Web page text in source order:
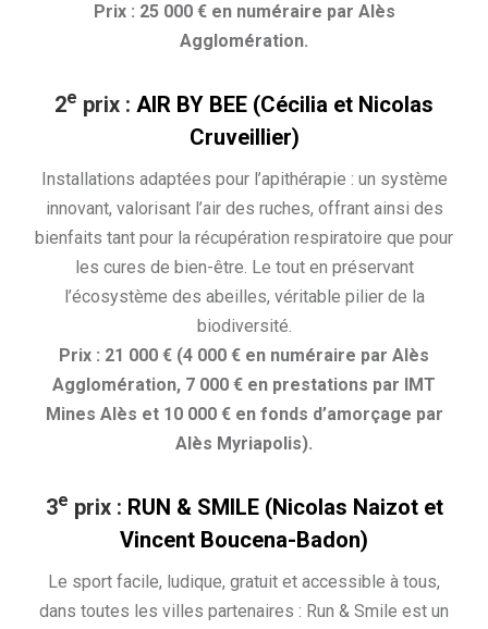
Prix : 25 000 € en numéraire par Alès
Agglomération.
2e prix : AIR BY BEE (Cécilia et Nicolas
Cruveillier)
Installations adaptées pour l’apithérapie : un système
innovant, valorisant l’air des ruches, offrant ainsi des
bienfaits tant pour la récupération respiratoire que pour
les cures de bien-être. Le tout en préservant
l’écosystème des abeilles, véritable pilier de la
biodiversité.
Prix : 21 000 € (4 000 € en numéraire par Alès
Agglomération, 7 000 € en prestations par IMT
Mines Alès et 10 000 € en fonds d’amorçage par
Alès Myriapolis).
3e prix : RUN & SMILE (Nicolas Naizot et
Vincent Boucena-Badon)
Le sport facile, ludique, gratuit et accessible à tous,
dans toutes les villes partenaires : Run & Smile est un